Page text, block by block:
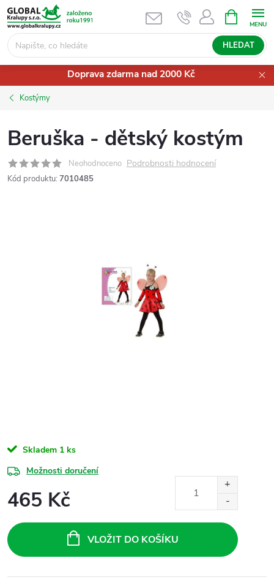
Přejít
na
obsah
HLEDAT
NÁKUPNÍ
KOŠÍK
Doprava zdarma nad 2000 Kč
Kostýmy
Beruška - dětský kostým
Neohodnoceno Podrobnosti hodnocení
Kód produktu: 7010485
Skladem 1 ks
Možnosti doručení
465 Kč
cena:
VLOŽIT DO KOŠÍKU